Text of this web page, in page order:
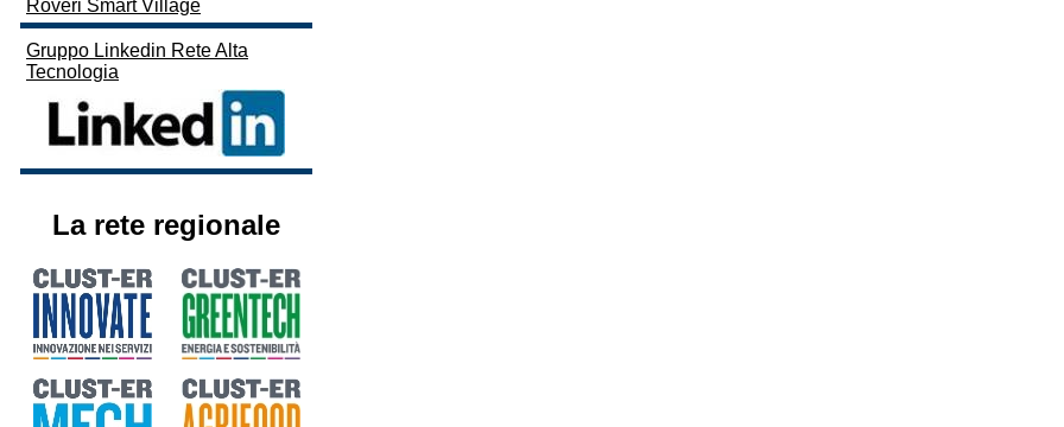
Roveri Smart Village
Gruppo Linkedin Rete Alta
Tecnologia
La rete regionale